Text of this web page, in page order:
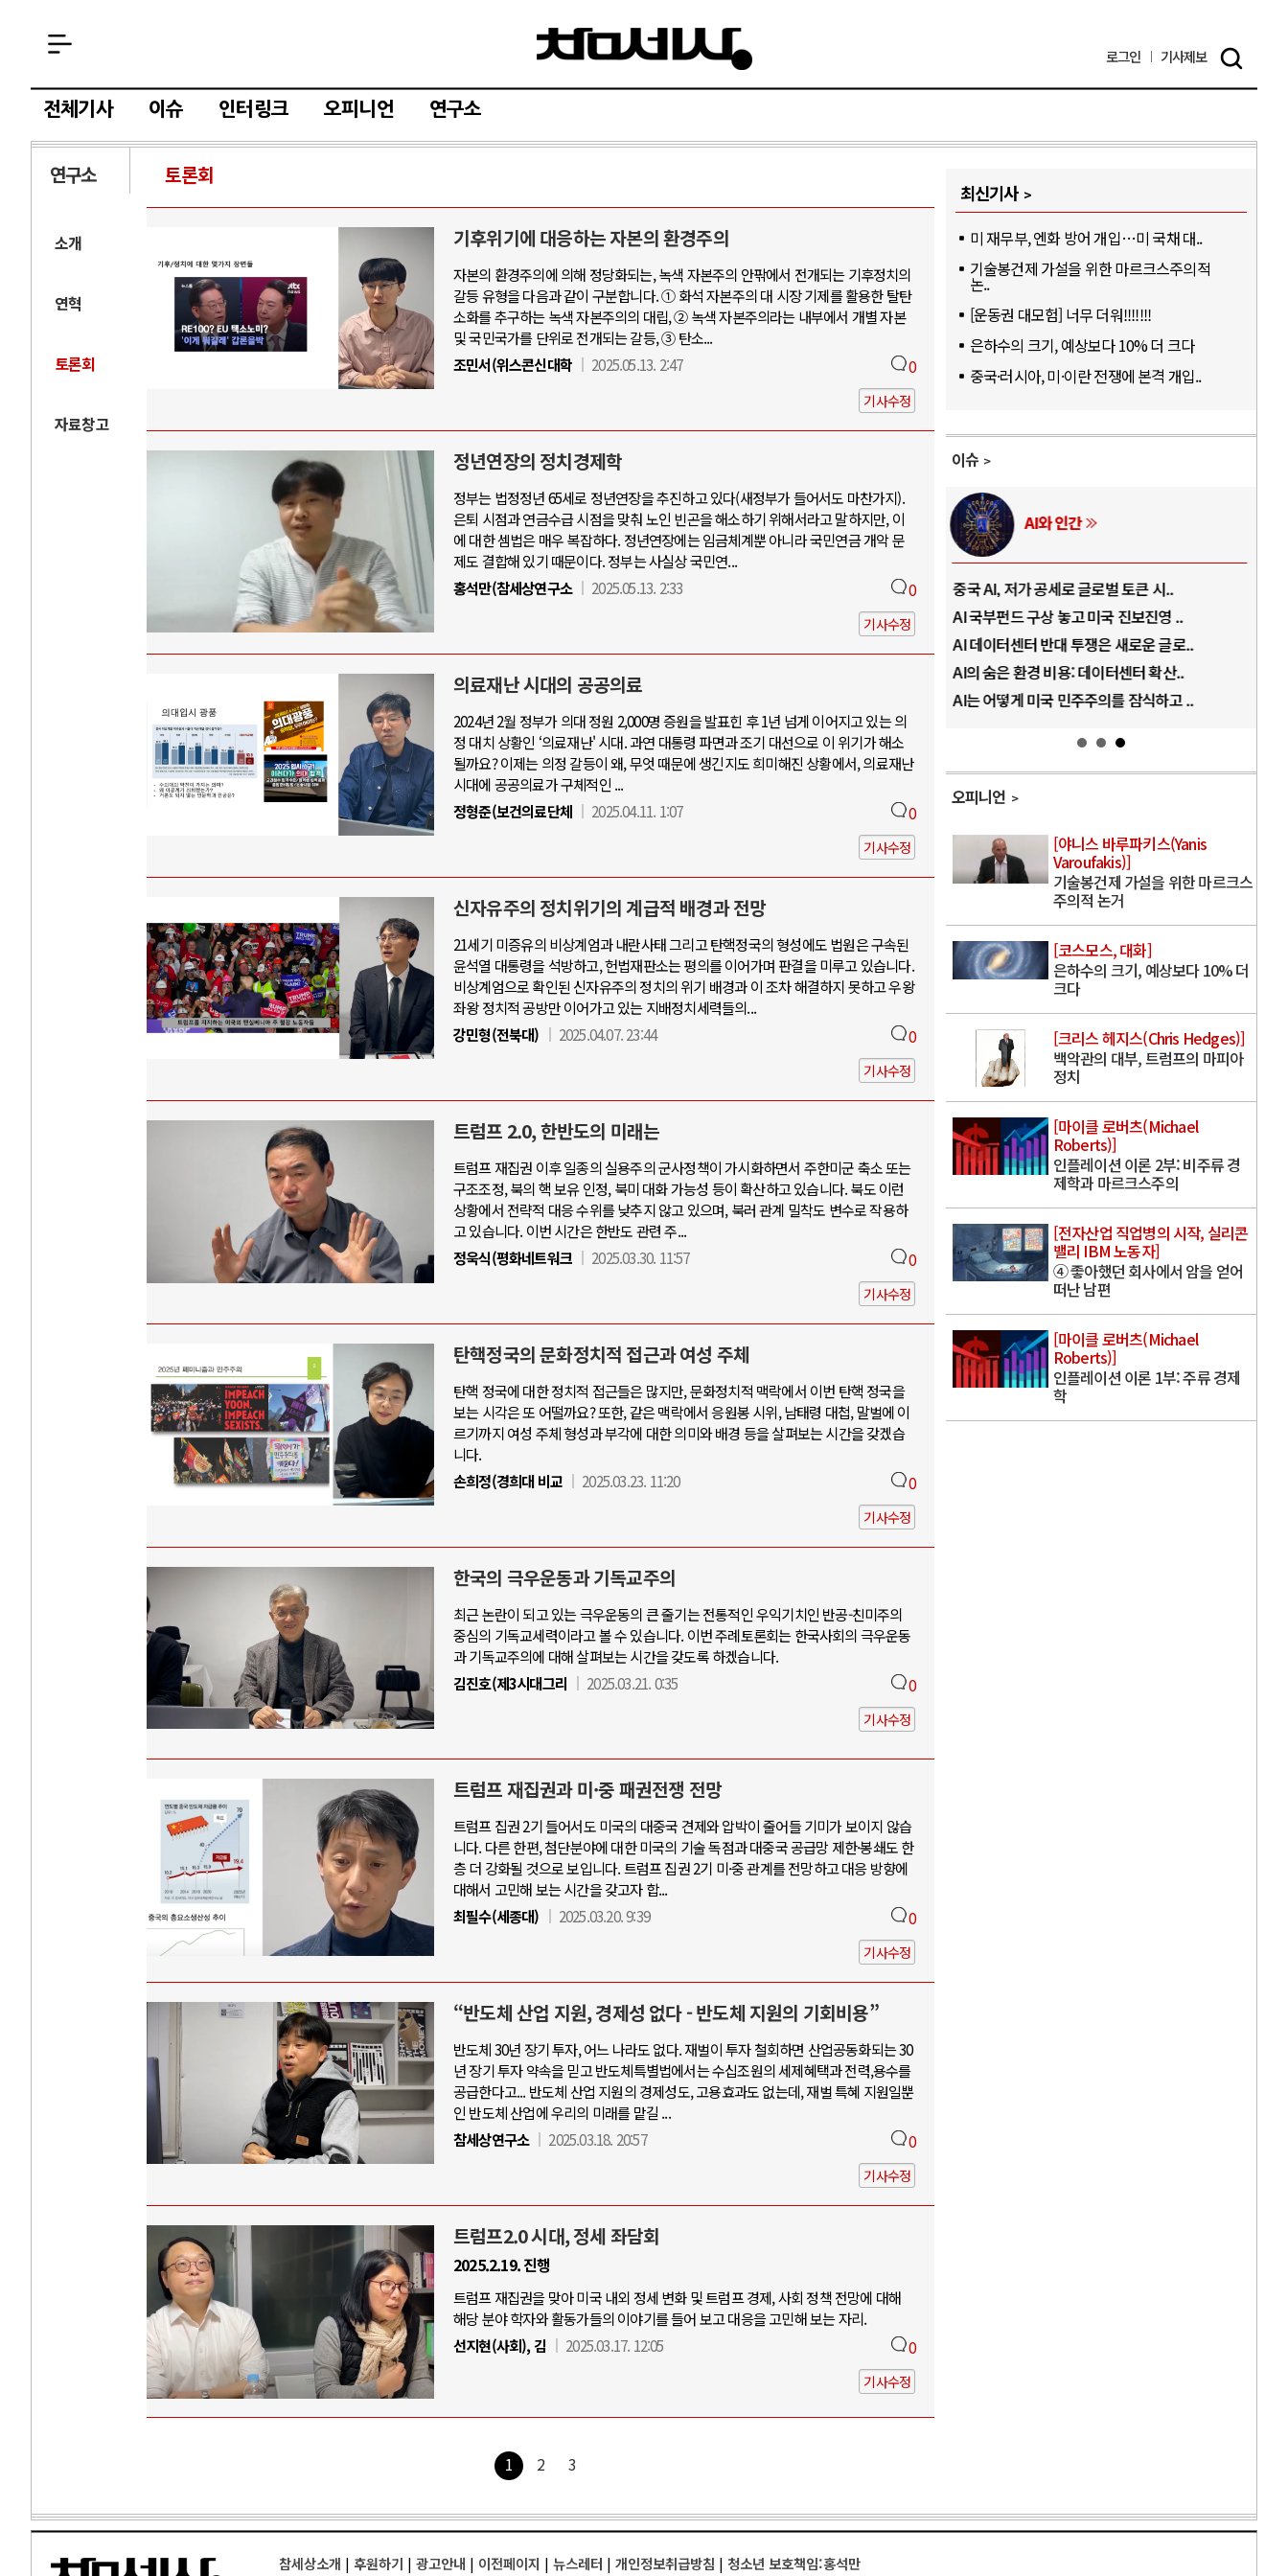
로그인 기사제보
전체기사 이슈 인터링크 오피니언 연구소
연구소 토론회
소개
연혁
토론회
자료창고
기후위기에 대응하는 자본의 환경주의
자본의 환경주의에 의해 정당화되는, 녹색 자본주의 안팎에서 전개되는 기후정치의
갈등 유형을 다음과 같이 구분합니다. ① 화석 자본주의 대 시장 기제를 활용한 탈탄
소화를 추구하는 녹색 자본주의의 대립, ② 녹색 자본주의라는 내부에서 개별 자본
및 국민국가를 단위로 전개되는 갈등, ③ 탄소...
조민서(위스콘신대학
2025.05.13. 2:47 0
기사수정
정년연장의 정치경제학
정부는 법정정년 65세로 정년연장을 추진하고 있다(새정부가 들어서도 마찬가지).
은퇴 시점과 연금수급 시점을 맞춰 노인 빈곤을 해소하기 위해서라고 말하지만, 이
에 대한 셈법은 매우 복잡하다. 정년연장에는 임금체계뿐 아니라 국민연금 개악 문
제도 결합해 있기 때문이다. 정부는 사실상 국민연...
홍석만(참세상연구소
2025.05.13. 2:33 0
기사수정
의료재난 시대의 공공의료
2024년 2월 정부가 의대 정원 2,000명 증원을 발표힌 후 1년 넘게 이어지고 있는 의
정 대치 상황인 ‘의료재난' 시대. 과연 대통령 파면과 조기 대선으로 이 위기가 해소
될까요? 이제는 의정 갈등이 왜, 무엇 때문에 생긴지도 희미해진 상황에서, 의료재난
시대에 공공의료가 구체적인 ...
정형준(보건의료단체
2025.04.11. 1:07 0
기사수정
신자유주의 정치위기의 계급적 배경과 전망
21세기 미증유의 비상계엄과 내란사태 그리고 탄핵정국의 형성에도 법원은 구속된
윤석열 대통령을 석방하고, 헌법재판소는 평의를 이어가며 판결을 미루고 있습니다.
비상계엄으로 확인된 신자유주의 정치의 위기 배경과 이 조차 해결하지 못하고 우왕
좌왕 정치적 공방만 이어가고 있는 지배정치세력들의...
강민형(전북대)
2025.04.07. 23:44 0
기사수정
트럼프 2.0, 한반도의 미래는
트럼프 재집권 이후 일종의 실용주의 군사정책이 가시화하면서 주한미군 축소 또는
구조조정, 북의 핵 보유 인정, 북미 대화 가능성 등이 확산하고 있습니다. 북도 이런
상황에서 전략적 대응 수위를 낮추지 않고 있으며, 북러 관계 밀착도 변수로 작용하
고 있습니다. 이번 시간은 한반도 관련 주...
정욱식(평화네트워크
2025.03.30. 11:57 0
기사수정
탄핵정국의 문화정치적 접근과 여성 주체
탄핵 정국에 대한 정치적 접근들은 많지만, 문화정치적 맥락에서 이번 탄핵 정국을
보는 시각은 또 어떨까요? 또한, 같은 맥락에서 응원봉 시위, 남태령 대첩, 말벌에 이
르기까지 여성 주체 형성과 부각에 대한 의미와 배경 등을 살펴보는 시간을 갖겠습
니다.
손희정(경희대 비교
2025.03.23. 11:20 0
기사수정
한국의 극우운동과 기독교주의
최근 논란이 되고 있는 극우운동의 큰 줄기는 전통적인 우익기치인 반공-친미주의
중심의 기독교세력이라고 볼 수 있습니다. 이번 주례토론회는 한국사회의 극우운동
과 기독교주의에 대해 살펴보는 시간을 갖도록 하겠습니다.
김진호(제3시대그리
2025.03.21. 0:35 0
기사수정
트럼프 재집권과 미·중 패권전쟁 전망
트럼프 집권 2기 들어서도 미국의 대중국 견제와 압박이 줄어들 기미가 보이지 않습
니다. 다른 한편, 첨단분야에 대한 미국의 기술 독점과 대중국 공급망 제한·봉쇄도 한
층 더 강화될 것으로 보입니다. 트럼프 집권 2기 미·중 관계를 전망하고 대응 방향에
대해서 고민해 보는 시간을 갖고자 합...
최필수(세종대)
2025.03.20. 9:39 0
기사수정
“반도체 산업 지원, 경제성 없다 - 반도체 지원의 기회비용”
반도체 30년 장기 투자, 어느 나라도 없다. 재벌이 투자 철회하면 산업공동화되는 30
년 장기 투자 약속을 믿고 반도체특별법에서는 수십조원의 세제혜택과 전력,용수를
공급한다고... 반도체 산업 지원의 경제성도, 고용효과도 없는데, 재벌 특혜 지원일뿐
인 반도체 산업에 우리의 미래를 맡길 ...
참세상연구소
2025.03.18. 20:57 0
기사수정
트럼프2.0 시대, 정세 좌담회
2025.2.19. 진행
트럼프 재집권을 맞아 미국 내외 정세 변화 및 트럼프 경제, 사회 정책 전망에 대해
해당 분야 학자와 활동가들의 이야기를 들어 보고 대응을 고민해 보는 자리.
선지현(사회), 김
2025.03.17. 12:05 0
기사수정
1 2 3
최신기사
미 재무부, 엔화 방어 개입…미 국채 대..
기술봉건제 가설을 위한 마르크스주의적
논..
[운동권 대모험] 너무 더워!!!!!!!
은하수의 크기, 예상보다 10% 더 크다
중국·러시아, 미·이란 전쟁에 본격 개입..
이슈
중국 AI, 저가 공세로 글로벌 토큰 시..
AI 국부펀드 구상 놓고 미국 진보진영 ..
러시아-우크라이나 전쟁
전쟁의 추상화: 우크라이나, 대리전의 역..
EU·우크라이나 드론 협력 직후, 러시아..
우크라이나, 덴마크, 에스토니아, 네덜란..
러·우크라, 대규모 공습 주고받아…민간 ..
중동 위기
호르무즈 갈등 격화, 트럼프 정치·경제 ..
호르무즈 해협 통행료를 철회한 트럼프
이란, 호르무즈 해협 봉쇄 선택한 배경
AI와 인간
중국 AI, 저가 공세로 글로벌 토큰 시..
AI 국부펀드 구상 놓고 미국 진보진영 ..
AI 데이터센터 반대 투쟁은 새로운 글로..
AI의 숨은 환경 비용: 데이터센터 확산..
AI는 어떻게 미국 민주주의를 잠식하고 ..
오피니언
[야니스 바루파키스(Yanis
Varoufakis)]
기술봉건제 가설을 위한 마르크스
주의적 논거
[코스모스, 대화]
은하수의 크기, 예상보다 10% 더
크다
[크리스 헤지스(Chris Hedges)]
백악관의 대부, 트럼프의 마피아
정치
[마이클 로버츠(Michael
Roberts)]
인플레이션 이론 2부: 비주류 경
제학과 마르크스주의
[전자산업 직업병의 시작, 실리콘
밸리 IBM 노동자]
④ 좋아했던 회사에서 암을 얻어
떠난 남편
[마이클 로버츠(Michael
Roberts)]
인플레이션 이론 1부: 주류 경제
학
참세상소개 | 후원하기 | 광고안내 | 이전페이지 | 뉴스레터 | 개인정보취급방침 | 청소년 보호책임:홍석만